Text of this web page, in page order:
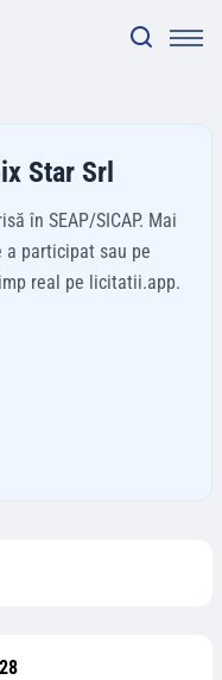
Star Srl
în SEAP/SICAP. Mai
participat sau pe
real pe licitatii.app.